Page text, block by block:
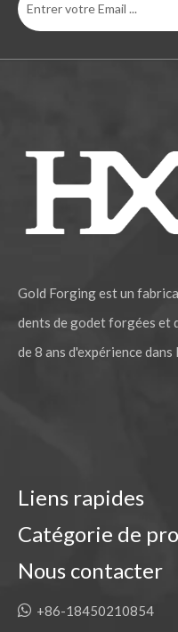
Gold Forging est un
dents de godet forgées et
de 8 ans d'expérience
Liens rapides
Catégorie de
Nous contacter
 +86-18450210854